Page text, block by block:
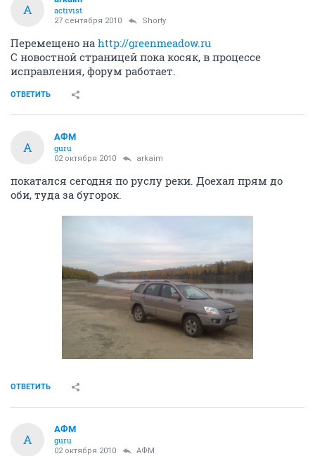
A
activist
27 сентября 2010 Shorty
Перемещено на http://greenmeadow.ru
С новостной страницей пока косяк, в процессе
исправления, форум работает.
ОТВЕТИТЬ
А
АФМ
guru
02 октября 2010 arkaim
покатался сегодня по руслу реки. Доехал прям до
оби, туда за бугорок.
ОТВЕТИТЬ
А
АФМ
guru
02 октября 2010 АФМ